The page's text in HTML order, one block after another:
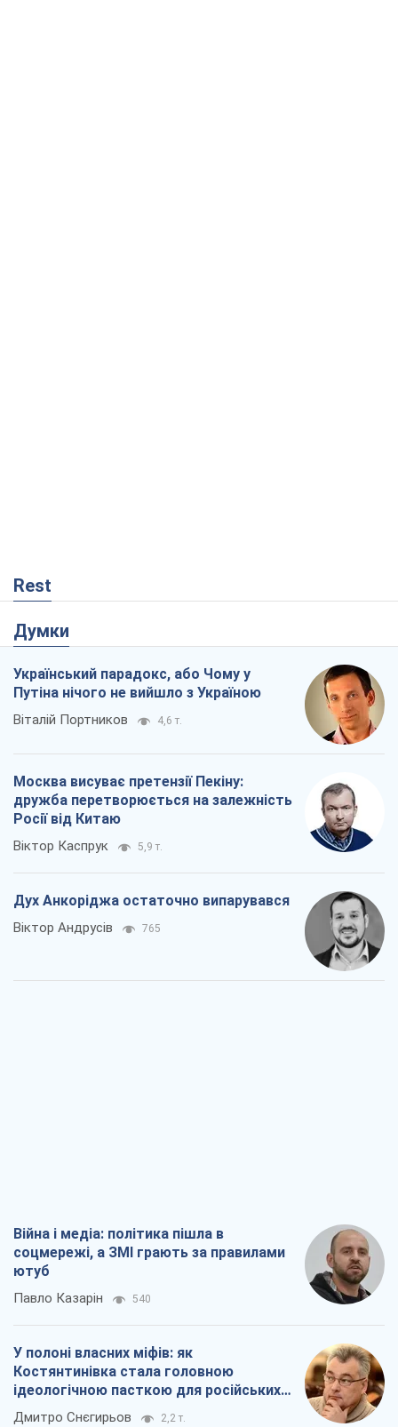
Rest
Думки
Український парадокс, або Чому у
Путіна нічого не вийшло з Україною
Віталій Портников 4,6 т.
Москва висуває претензії Пекіну:
дружба перетворюється на залежність
Росії від Китаю
Віктор Каспрук 5,9 т.
Дух Анкоріджа остаточно випарувався
Віктор Андрусів 765
Війна і медіа: політика пішла в
соцмережі, а ЗМІ грають за правилами
ютуб
Павло Казарін 540
У полоні власних міфів: як
Костянтинівка стала головною
ідеологічною пасткою для російських
окупантів
Дмитро Снєгирьов 2,2 т.